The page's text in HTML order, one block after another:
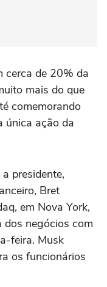
cerca de 20% da
mais do ⁠que
comemorando
única ação da
presidente,
⁠Bret
em Nova York,
dos negócios ‌com
feira. Musk
os funcionários